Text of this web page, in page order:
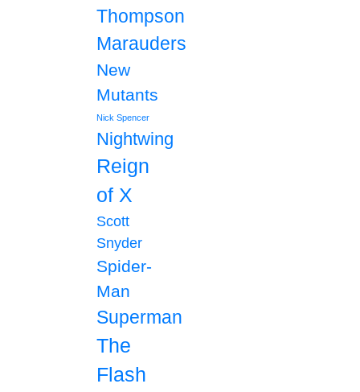
Thompson
Marauders
New
Mutants
Nick Spencer
Nightwing
Reign
of X
Scott
Snyder
Spider-
Man
Superman
The
Flash